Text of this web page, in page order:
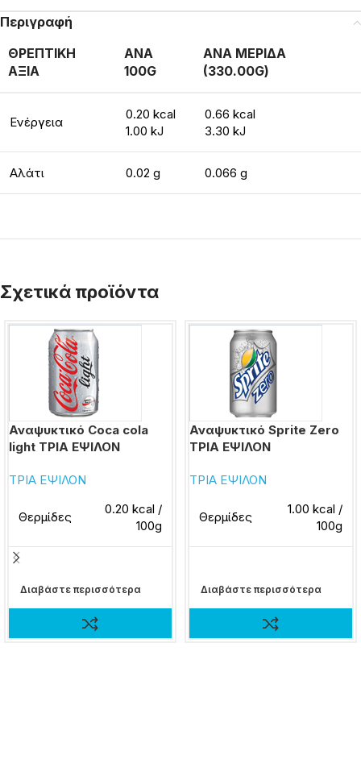
Περιγραφή
ΘΡΕΠΤΙΚΗ
ΑΞΙΑ
ΑΝΑ
100G
ΑΝΑ ΜΕΡΙΔΑ
(330.00G)
Ενέργεια
0.20 kcal
1.00 kJ
0.66 kcal
3.30 kJ
Αλάτι 0.02 g 0.066 g
Σχετικά προϊόντα
Αναψυκτικό Coca cola
light ΤΡΙΑ ΕΨΙΛΟΝ
ΤΡΙΑ ΕΨΙΛΟΝ
Θερμίδες
0.20 kcal /
100g
Διαβάστε περισσότερα
Αναψυκτικό Sprite Zero
ΤΡΙΑ ΕΨΙΛΟΝ
ΤΡΙΑ ΕΨΙΛΟΝ
Θερμίδες
1.00 kcal /
100g
Διαβάστε περισσότερα